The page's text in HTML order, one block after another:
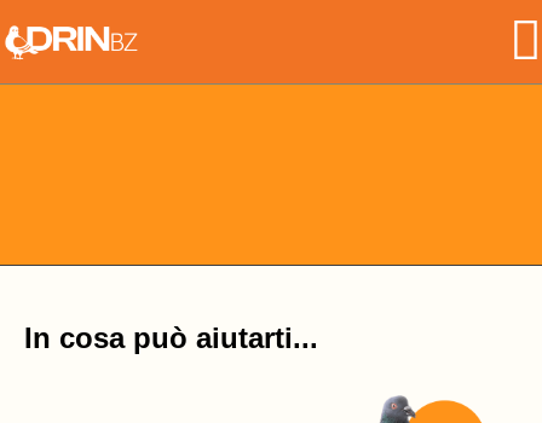
to
the
content
In cosa può aiutarti...